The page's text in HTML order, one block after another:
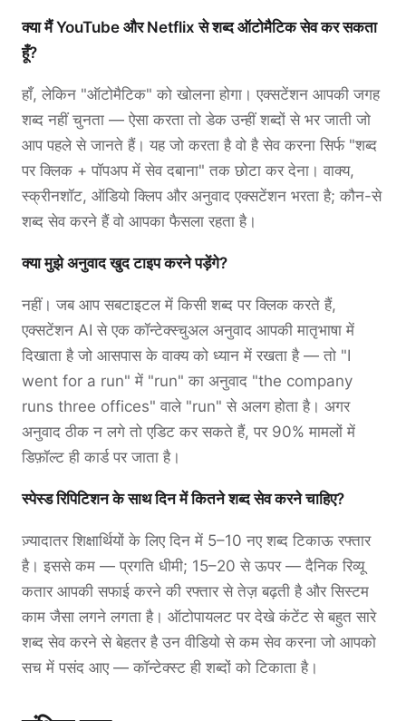
क्या मैं YouTube और Netflix से शब्द ऑटोमैटिक सेव कर सकता
हूँ?
हाँ, लेकिन "ऑटोमैटिक" को खोलना होगा। एक्सटेंशन आपकी जगह
शब्द नहीं चुनता — ऐसा करता तो डेक उन्हीं शब्दों से भर जाती जो
आप पहले से जानते हैं। यह जो करता है वो है सेव करना सिर्फ "शब्द
पर क्लिक + पॉपअप में सेव दबाना" तक छोटा कर देना। वाक्य,
स्क्रीनशॉट, ऑडियो क्लिप और अनुवाद एक्सटेंशन भरता है; कौन-से
शब्द सेव करने हैं वो आपका फैसला रहता है।
क्या मुझे अनुवाद खुद टाइप करने पड़ेंगे?
नहीं। जब आप सबटाइटल में किसी शब्द पर क्लिक करते हैं,
एक्सटेंशन AI से एक कॉन्टेक्स्चुअल अनुवाद आपकी मातृभाषा में
दिखाता है जो आसपास के वाक्य को ध्यान में रखता है — तो "I
went for a run" में "run" का अनुवाद "the company
runs three offices" वाले "run" से अलग होता है। अगर
अनुवाद ठीक न लगे तो एडिट कर सकते हैं, पर 90% मामलों में
डिफ़ॉल्ट ही कार्ड पर जाता है।
स्पेस्ड रिपिटिशन के साथ दिन में कितने शब्द सेव करने चाहिए?
ज़्यादातर शिक्षार्थियों के लिए दिन में 5–10 नए शब्द टिकाऊ रफ्तार
है। इससे कम — प्रगति धीमी; 15–20 से ऊपर — दैनिक रिव्यू
कतार आपकी सफाई करने की रफ्तार से तेज़ बढ़ती है और सिस्टम
काम जैसा लगने लगता है। ऑटोपायलट पर देखे कंटेंट से बहुत सारे
शब्द सेव करने से बेहतर है उन वीडियो से कम सेव करना जो आपको
सच में पसंद आए — कॉन्टेक्स्ट ही शब्दों को टिकाता है।